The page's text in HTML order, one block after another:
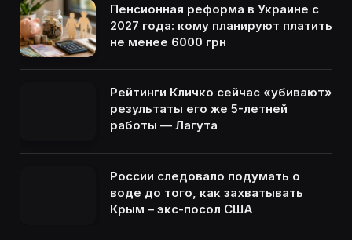
Пенсионная реформа в Украине с
2027 года: кому планируют платить
не менее 6000 грн
Рейтинги Кличко сейчас «убивают»
результаты его же 5-летней
работы — Лагута
России следовало подумать о
воде до того, как захватывать
Крым – экс-посол США